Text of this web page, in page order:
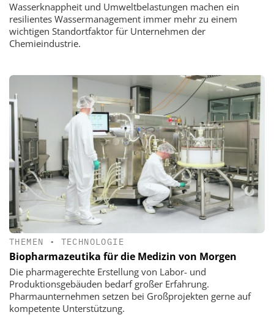
Wasserknappheit und Umweltbelastungen machen ein
resilientes Wassermanagement immer mehr zu einem
wichtigen Standortfaktor für Unternehmen der
Chemieindustrie.
THEMEN • TECHNOLOGIE
Biopharmazeutika für die Medizin von Morgen
Die pharmagerechte Erstellung von Labor- und
Produktionsgebäuden bedarf großer Erfahrung.
Pharmaunternehmen setzen bei Großprojekten gerne auf
kompetente Unterstützung.